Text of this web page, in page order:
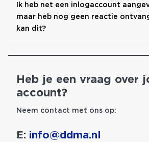
Ik heb net een inlogaccount
maar heb nog geen reactie
kan dit?
Heb je een vraag over
account?
Neem contact met ons op:
E: info@ddma.nl